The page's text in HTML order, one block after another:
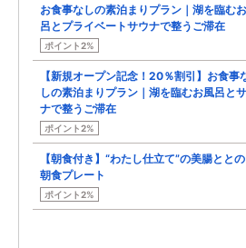
お食事なしの素泊まりプラン｜湖を臨む
呂とプライベートサウナで整うご滞在
ポイント2%
【新規オープン記念！20％割引】お食事
しの素泊まりプラン｜湖を臨むお風呂と
ナで整うご滞在
ポイント2%
【朝食付き】“わたし仕立て”の美腸とと
朝食プレート
ポイント2%